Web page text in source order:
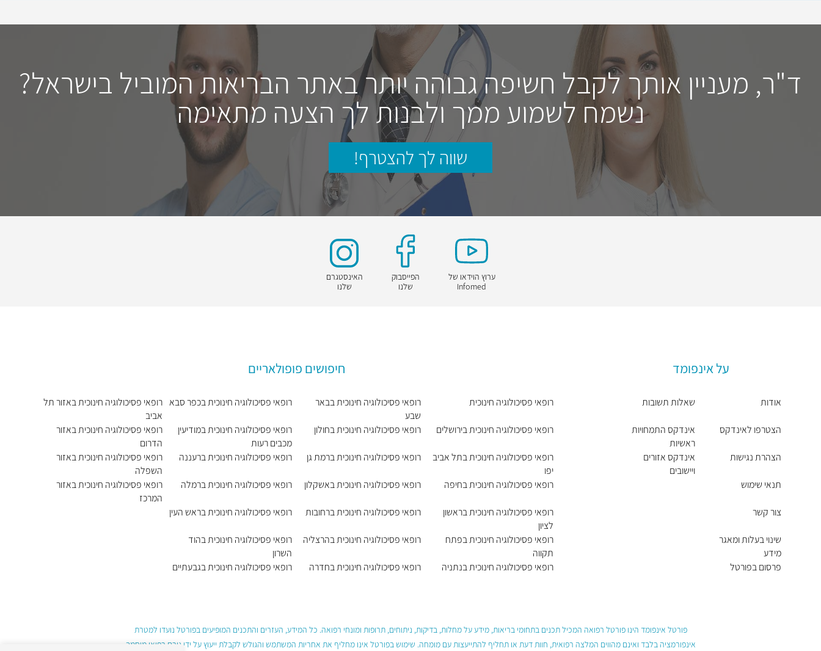
ד"ר, מעניין אותך לקבל חשיפה גבוהה יותר באתר הבריאות המוביל בישראל?
נשמח לשמוע ממך ולבנות לך הצעה מתאימה
שווה לך להצטרף!
ערוץ הוידאו של
Infomed
הפייסבוק
שלנו
האינסטגרם
שלנו
על אינפומד
אודות
הצטרפו לאינדקס
הצהרת נגישות
תנאי שימוש
צור קשר
שינוי בעלות ומאגר
מידע
פרסום בפורטל
שאלות תשובות
אינדקס התמחויות
ראשיות
אינדקס אזורים
ויישובים
חיפושים פופולאריים
רופאי פסיכולוגיה חינוכית
רופאי פסיכולוגיה חינוכית בירושלים
רופאי פסיכולוגיה חינוכית בתל אביב
יפו
רופאי פסיכולוגיה חינוכית בחיפה
רופאי פסיכולוגיה חינוכית בראשון
לציון
רופאי פסיכולוגיה חינוכית בפתח
תקווה
רופאי פסיכולוגיה חינוכית בנתניה
רופאי פסיכולוגיה חינוכית בבאר
שבע
רופאי פסיכולוגיה חינוכית בחולון
רופאי פסיכולוגיה חינוכית ברמת גן
רופאי פסיכולוגיה חינוכית באשקלון
רופאי פסיכולוגיה חינוכית ברחובות
רופאי פסיכולוגיה חינוכית בהרצליה
רופאי פסיכולוגיה חינוכית בחדרה
רופאי פסיכולוגיה חינוכית בכפר סבא
רופאי פסיכולוגיה חינוכית במודיעין
מכבים רעות
רופאי פסיכולוגיה חינוכית ברעננה
רופאי פסיכולוגיה חינוכית ברמלה
רופאי פסיכולוגיה חינוכית בראש העין
רופאי פסיכולוגיה חינוכית בהוד
השרון
רופאי פסיכולוגיה חינוכית בגבעתיים
רופאי פסיכולוגיה חינוכית באזור תל
אביב
רופאי פסיכולוגיה חינוכית באזור
הדרום
רופאי פסיכולוגיה חינוכית באזור
השפלה
רופאי פסיכולוגיה חינוכית באזור
המרכז
פורטל אינפומד הינו פורטל רפואה המכיל תכנים בתחומי בריאות, מידע על מחלות, בדיקות, ניתוחים, תרופות ומונחי רפואה. כל המידע, העזרים והתכנים המופיעים בפורטל נועדו למטרת
אינפורמציה בלבד ואינם מהווים המלצה רפואית, חוות דעת או תחליף להתייעצות עם מומחה. שימוש בפורטל אינו מחליף את אחריות המשתמש והגולש לקבלת ייעוץ על ידי גורם רפואי מוסמך